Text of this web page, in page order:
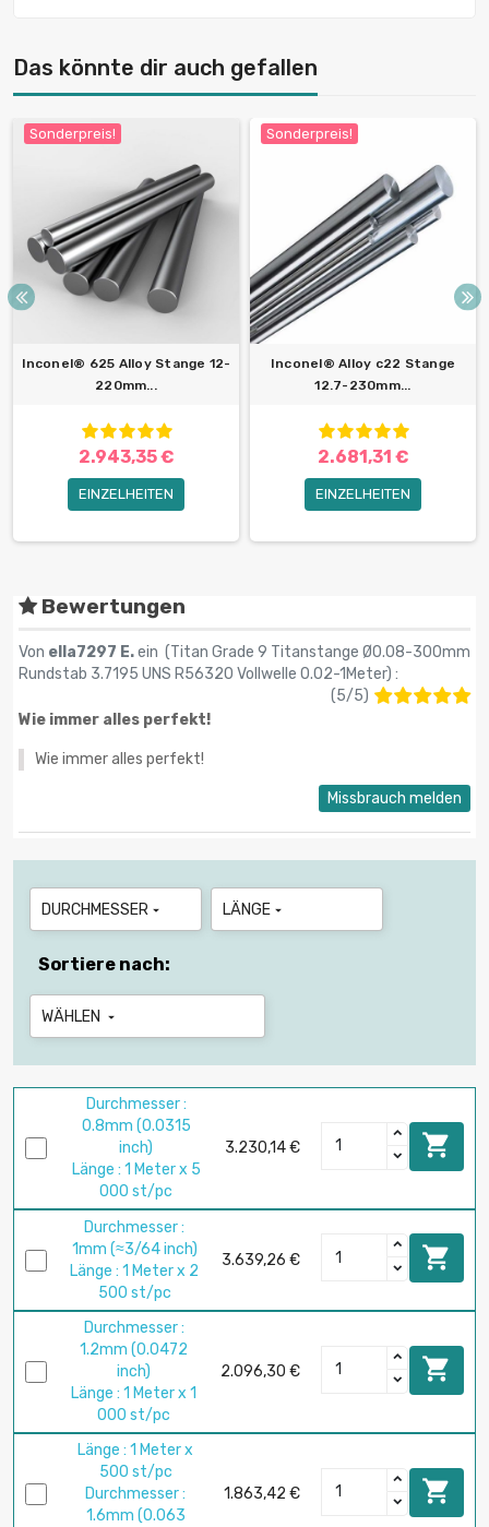
Das könnte dir auch gefallen
Sonderpreis!
Inconel® 625 Alloy Stange 12-
220mm...
2.943,35 €
EINZELHEITEN
Sonderpreis!
Inconel® Alloy c22 Stange
12.7-230mm...
2.681,31 €
EINZELHEITEN
Bewertungen
Von ella7297 E.ein (Titan Grade 9 Titanstange Ø0.08-300mm
Rundstab 3.7195 UNS R56320 Vollwelle 0.02-1Meter) :
(5/5)
Wie immer alles perfekt!
Wie immer alles perfekt!
Missbrauch melden
DURCHMESSER  LÄNGE 
Sortiere nach:
WÄHLEN 
Durchmesser :
0.8mm (0.0315
inch)
Länge : 1 Meter x 5
000 st/pc
3.230,14 € 
Durchmesser :
1mm (≈3/64 inch)
Länge : 1 Meter x 2
500 st/pc
3.639,26 € 
Durchmesser :
1.2mm (0.0472
inch)
Länge : 1 Meter x 1
000 st/pc
2.096,30 € 
Länge : 1 Meter x
500 st/pc
Durchmesser :
1.6mm (0.063
1.863,42 € 